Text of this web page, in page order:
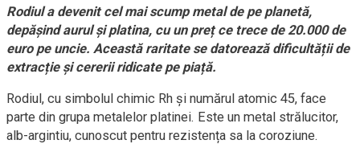
Rodiul a devenit cel mai scump metal de pe planetă,
depășind aurul și platina, cu un preț ce trece de 20.000 de
euro pe uncie. Această raritate se datorează dificultății de
extracție și cererii ridicate pe piață.
Rodiul, cu simbolul chimic Rh și numărul atomic 45, face
parte din grupa metalelor platinei. Este un metal strălucitor,
alb-argintiu, cunoscut pentru rezistența sa la coroziune.